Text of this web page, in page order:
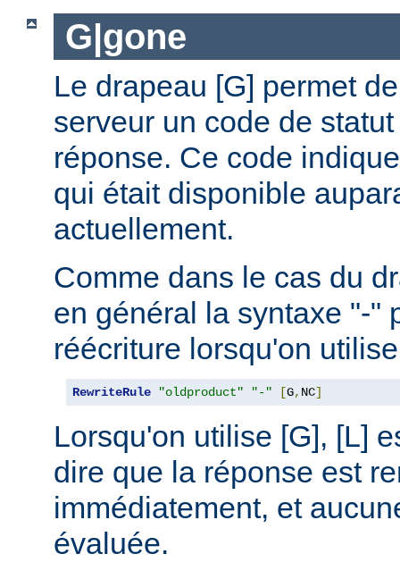
G|gone
Le drapeau [G] permet
serveur un code de
réponse. Ce code
qui était disponible
actuellement.
Comme dans le cas du
en général la syntaxe "-"
réécriture lorsqu'on
RewriteRule "oldproduct" "-" [G, NC]
Lorsqu'on utilise [G], [L]
dire que la réponse est
immédiatement, et
évaluée.